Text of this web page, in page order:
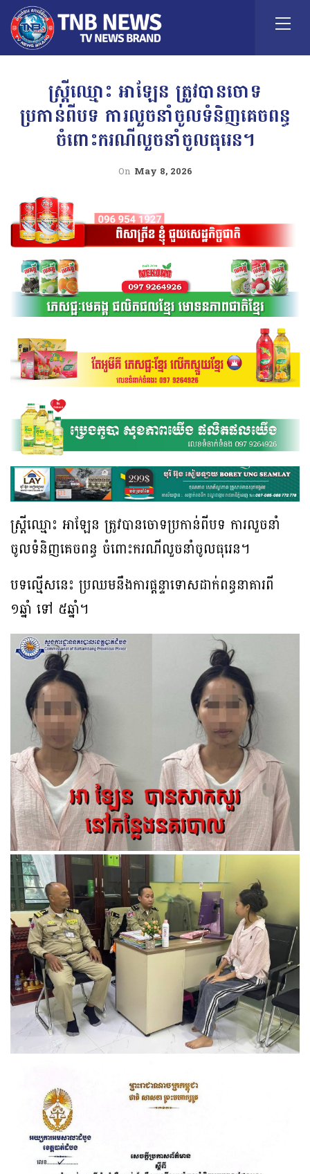
ស្រ្តីឈ្មោះ អាឡែន ត្រូវបានចោទ
ប្រកាន់ពីបទ ការលួចនាំចូលទំនិញគេចពន្ធ
ចំពោះករណីលួចនាំចូលធុរេន។
On May 8, 2026
ស្រ្តីឈ្មោះ អាឡែន ត្រូវបានចោទប្រកាន់ពីបទ ការលួចនាំ
ចូលទំនិញគេចពន្ធ ចំពោះករណីលួចនាំចូលធុរេន។
បទល្មើសនេះ ប្រឈមនឹងការផ្ដន្ទាទោសដាក់ពន្ធនាគារពី
១ឆ្នាំ ទៅ ៥ឆ្នាំ។